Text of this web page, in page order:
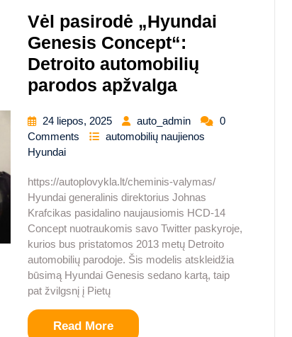
Vėl pasirodė „Hyundai
Genesis Concept“:
Detroito automobilių
parodos apžvalga
24 liepos, 2025 auto_admin
0
Comments
automobilių naujienos
Hyundai
https://autoplovykla.lt/cheminis-valymas/
Hyundai generalinis direktorius Johnas
Krafcikas pasidalino naujausiomis HCD-14
Concept nuotraukomis savo Twitter paskyroje,
kurios bus pristatomos 2013 metų Detroito
automobilių parodoje. Šis modelis atskleidžia
būsimą Hyundai Genesis sedano kartą, taip
pat žvilgsnį į Pietų
Read More